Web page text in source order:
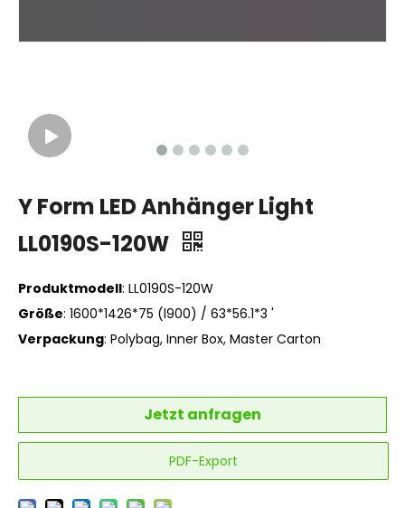
Y Form LED Anhänger Light
LL0190S-120W
Produktmodell: LL0190S-120W
Größe: 1600*1426*75 (l900) / 63*56.1*3 '
Verpackung: Polybag, Inner Box, Master Carton
Jetzt anfragen
PDF-Export